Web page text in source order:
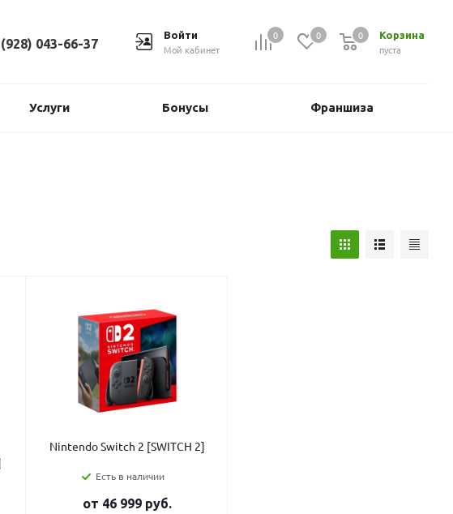
0 0 Корзина
пуста
0
Войти
Мой кабинет
(928) 043-66-37
Услуги Бонусы Франшиза
Nintendo Switch 2 [SWITCH 2]
Есть в наличии
от 46 999руб.